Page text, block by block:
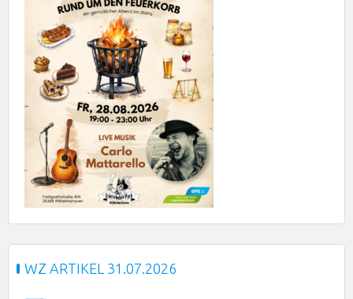
WZ ARTIKEL 31.07.2026